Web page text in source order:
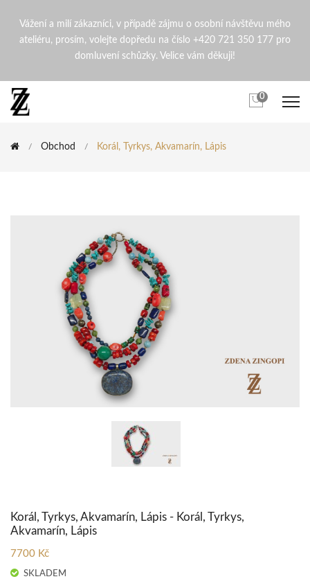
Korál, Tyrkys, Akvamarín,
Vážení a milí zákazníci, v případě zájmu o osobní návštěvu mého
ateliéru, prosím, volejte dopředu na číslo +420 721 350 177 pro
domluvení schůzky. Velice vám děkuji!
0
Obchod Korál, Tyrkys, Akvamarín, Lápis
Korál, Tyrkys, Akvamarín, Lápis - Korál, Tyrkys,
Akvamarín, Lápis
7700 Kč
SKLADEM